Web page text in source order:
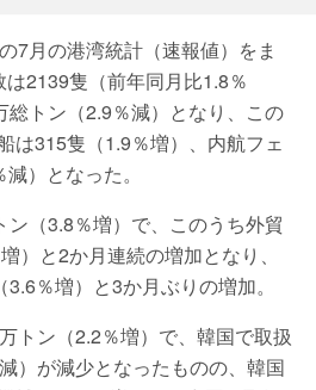
7月の港湾統計（速報値）をま
2139隻（前年同月比1.8％
トン（2.9％減）となり、この
は315隻（1.9％増）、内航フェ
）となった。
（3.8％増）で、このうち外貿
）と2か月連続の増加となり、
％増）と3か月ぶりの増加。
トン（2.2％増）で、韓国で取扱
）が減少となったものの、韓国